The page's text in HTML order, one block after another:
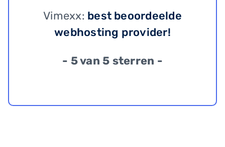
Vimexx: best beoordeelde
webhosting provider!
- 5 van 5 sterren -